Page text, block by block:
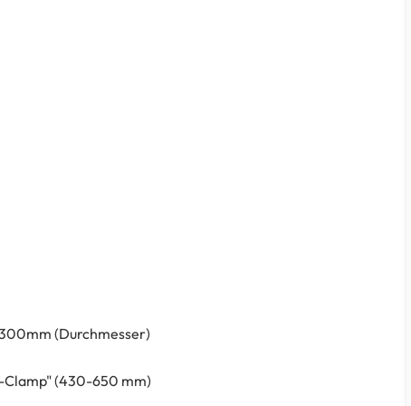
(Durchmesser)
Clamp" (430-650 mm)